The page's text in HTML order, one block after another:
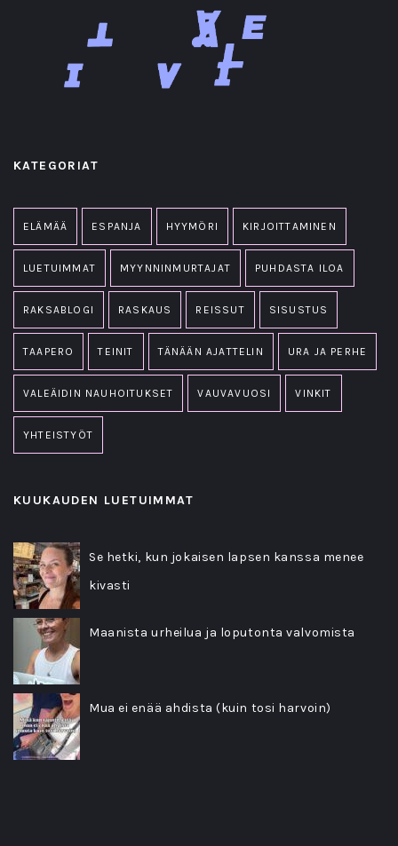
KATEGORIAT
ELÄMÄÄ ESPANJA HYYMÖRI KIRJOITTAMINEN
LUETUIMMAT MYYNNINMURTAJAT PUHDASTA ILOA
RAKSABLOGI RASKAUS REISSUT SISUSTUS
TAAPERO TEINIT TÄNÄÄN AJATTELIN URA JA PERHE
VALEÄIDIN NAUHOITUKSET VAUVAVUOSI VINKIT
YHTEISTYÖT
KUUKAUDEN LUETUIMMAT
Se hetki, kun jokaisen lapsen kanssa menee
kivasti
Maanista urheilua ja loputonta valvomista
Mua ei enää ahdista (kuin tosi harvoin)